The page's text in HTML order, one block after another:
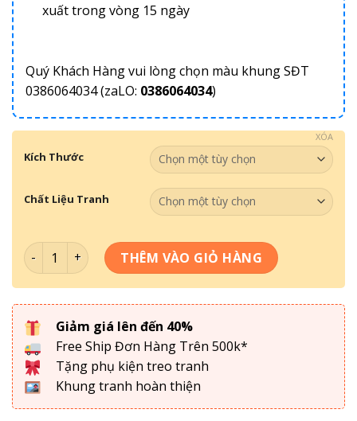
xuất trong vòng 15 ngày
Quý Khách Hàng vui lòng chọn màu khung SĐT
0386064034 (zaLO: 0386064034)
Kích Thước
Chất Liệu Tranh
XÓA
Tranh Bản Đồ Thế Giới BĐ-009 số lượng
THÊM VÀO GIỎ HÀNG
Giảm giá lên đến 40%
Free Ship Đơn Hàng Trên 500k*
Tặng phụ kiện treo tranh
Khung tranh hoàn thiện